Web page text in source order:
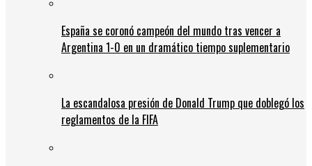
España se coronó campeón del mundo tras vencer a
Argentina 1-0 en un dramático tiempo suplementario
La escandalosa presión de Donald Trump que doblegó los
reglamentos de la FIFA